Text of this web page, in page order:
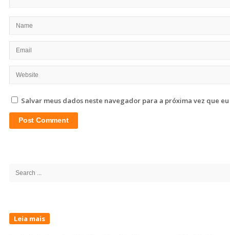
Salvar meus dados neste navegador para a próxima vez que
Search
Leia mais